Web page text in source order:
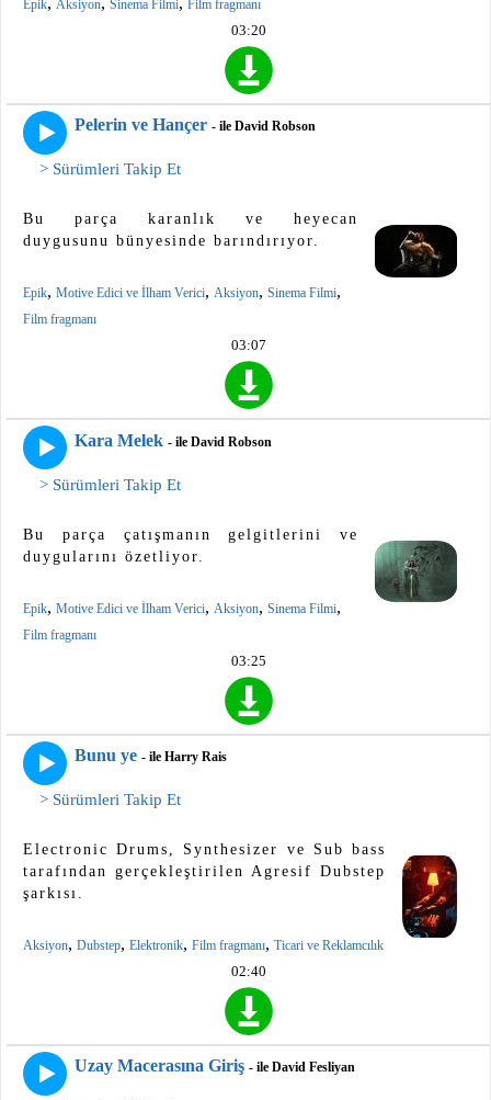
Epik Aksiyon Sinema Filmi Film fragmanı
03:20
Pelerin ve Hançer - ile David Robson
> Sürümleri Takip Et
Bu parça karanlık ve heyecan
duygusunu bünyesinde barındırıyor.
Epik, Motive Edici ve İlham Verici, Aksiyon, Sinema Filmi,
Film fragmanı
03:07
Kara Melek - ile David Robson
> Sürümleri Takip Et
Bu parça çatışmanın gelgitlerini ve
duygularını özetliyor.
Epik, Motive Edici ve İlham Verici, Aksiyon, Sinema Filmi,
Film fragmanı
03:25
Bunu ye - ile Harry Rais
> Sürümleri Takip Et
Electronic Drums, Synthesizer ve Sub bass
tarafından gerçekleştirilen Agresif Dubstep
şarkısı.
Aksiyon, Dubstep, Elektronik, Film fragmanı, Ticari ve Reklamcılık
02:40
Uzay Macerasına Giriş - ile David Fesliyan